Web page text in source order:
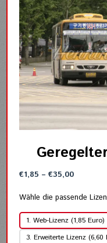
€1,85 –€35,00
bis
€35,00
Wähle die passende
1. Web-Lizenz (1,85 Euro)
3. Erweiterte Lizenz (6,60